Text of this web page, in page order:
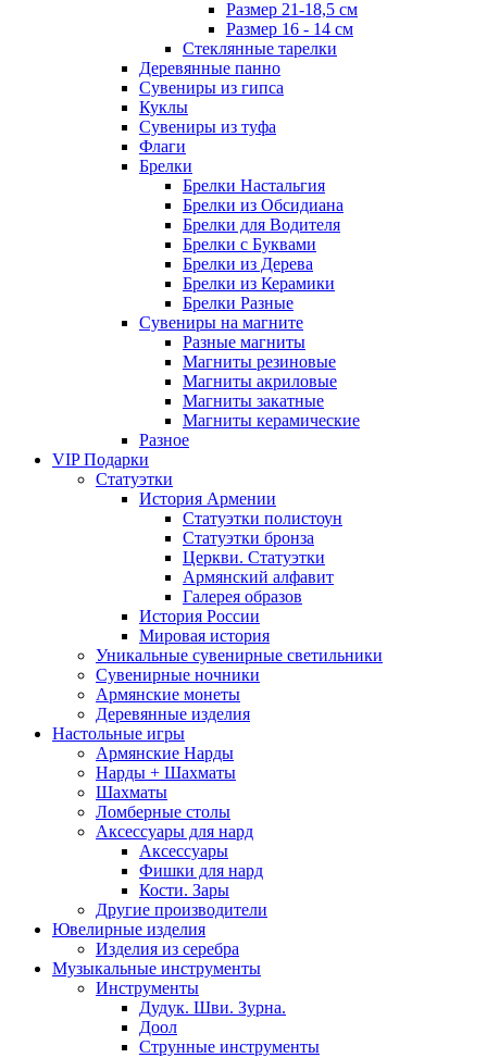
Размер 21-18,5 см
Размер 16 - 14 см
Стеклянные тарелки
Деревянные панно
Сувениры из гипса
Куклы
Сувениры из туфа
Флаги
Брелки
Брелки Настальгия
Брелки из Обсидиана
Брелки для Водителя
Брелки с Буквами
Брелки из Дерева
Брелки из Керамики
Брелки Разные
Сувениры на магните
Разные магниты
Магниты резиновые
Магниты акриловые
Магниты закатные
Магниты керамические
Разное
VIP Подарки
Статуэтки
История Армении
Статуэтки полистоун
Статуэтки бронза
Церкви. Статуэтки
Армянский алфавит
Галерея образов
История России
Мировая история
Уникальные сувенирные светильники
Сувенирные ночники
Армянские монеты
Деревянные изделия
Настольные игры
Армянские Нарды
Нарды + Шахматы
Шахматы
Ломберные столы
Аксессуары для нард
Аксессуары
Фишки для нард
Кости. Зары
Другие производители
Ювелирные изделия
Изделия из серебра
Музыкальные инструменты
Инструменты
Дудук. Шви. Зурна.
Доол
Струнные инструменты